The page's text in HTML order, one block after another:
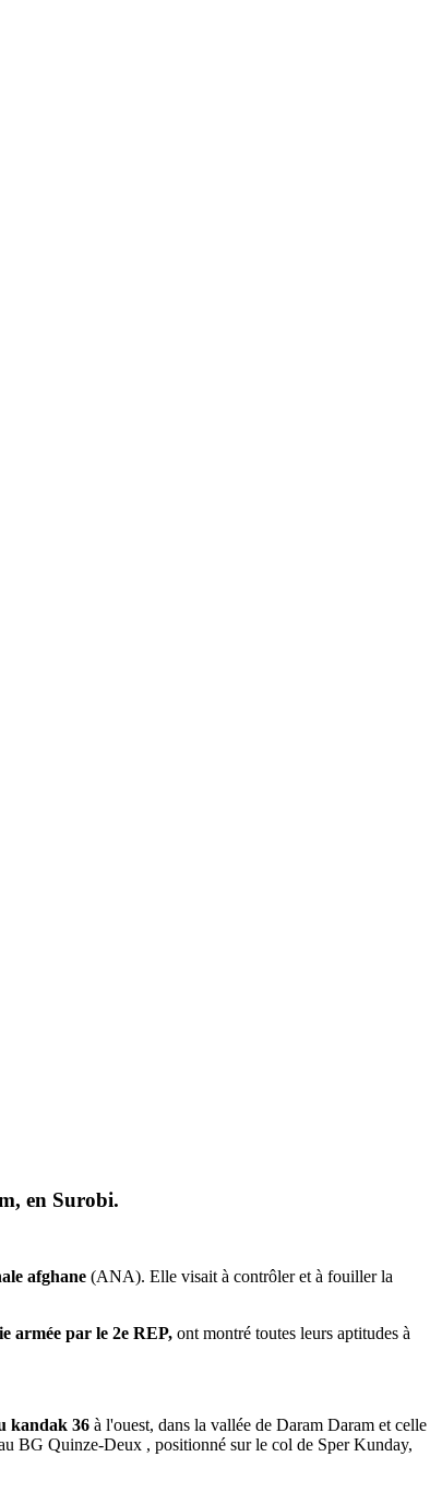
en Surobi.
afghane (ANA). Elle visait à contrôler et à fouiller la
armée par le 2e REP, ont montré toutes leurs aptitudes à
kandak 36 à l'ouest, dans la vallée de Daram Daram et celle
BG Quinze-Deux , positionné sur le col de Sper Kunday,